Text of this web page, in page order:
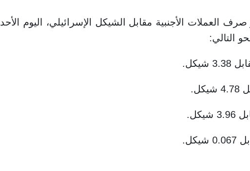
العملات الأجنبية مقابل الشيكل الإسرائيلي، اليوم الأحد